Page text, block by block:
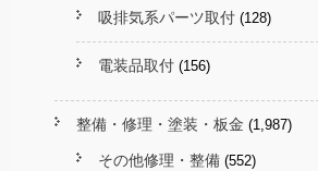
吸排気系パーツ取付 (128)
電装品取付 (156)
整備・修理・塗装・板金 (1,987)
その他修理・整備 (552)